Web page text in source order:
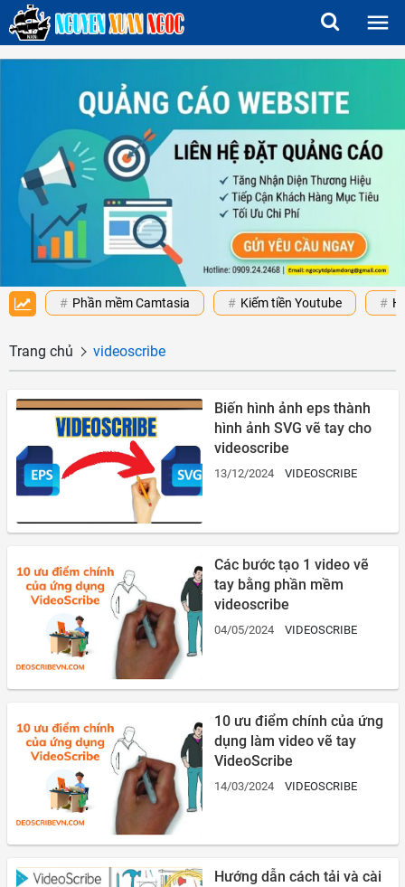
Phần mềm Camtasia Kiếm tiền Youtube
Trang chủ videoscribe
Biến hình ảnh eps thành
hình ảnh SVG vẽ tay cho
videoscribe
13/12/2024 VIDEOSCRIBE
Các bước tạo 1 video vẽ
tay bằng phần mềm
videoscribe
04/05/2024 VIDEOSCRIBE
10 ưu điểm chính của ứng
dụng làm video vẽ tay
VideoScribe
14/03/2024 VIDEOSCRIBE
Hướng dẫn cách tải và cài